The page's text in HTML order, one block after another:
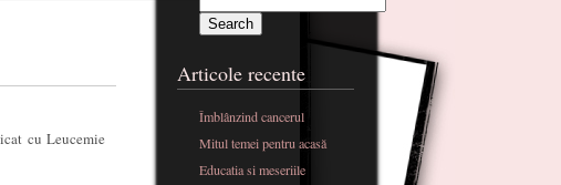
cu Leucemie
Articole recente
Îmblânzind cancerul
Mitul temei pentru acasă
Educatia si meseriile